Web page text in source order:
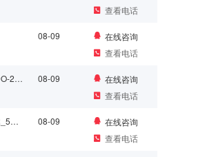
查看电话
08-09
在线咨询
查看电话
SMC(DO-214AB) 08-09
在线咨询
查看电话
FILTER_5X3.3MM_SM 08-09
在线咨询
查看电话